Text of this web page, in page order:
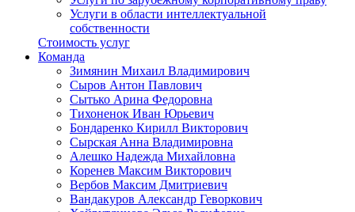
Услуги в области интеллектуальной
собственности
Стоимость услуг
Команда
Зимянин Михаил Владимирович
Сыров Антон Павлович
Сытько Арина Федоровна
Тихоненок Иван Юрьевич
Бондаренко Кирилл Викторович
Сырская Анна Владимировна
Алешко Надежда Михайловна
Коренев Максим Викторович
Вербов Максим Дмитриевич
Вандакуров Александр Геворкович